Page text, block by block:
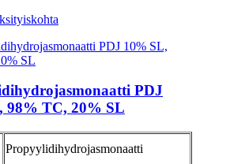
PDJ
98% TC, 20% SL
Propyylidihydrojasmonaatti